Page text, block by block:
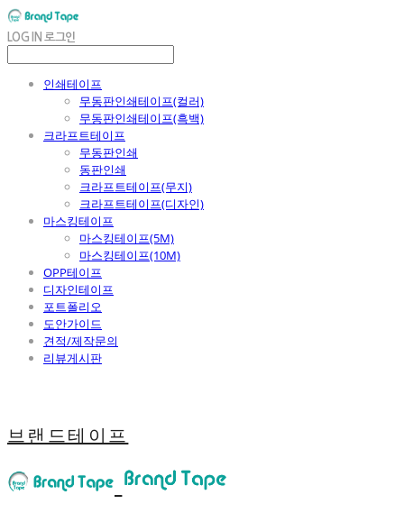
LOG IN 로그인
인쇄테이프
무동판인쇄테이프(컬러)
무동판인쇄테이프(흑백)
크라프트테이프
무동판인쇄
동판인쇄
크라프트테이프(무지)
크라프트테이프(디자인)
마스킹테이프
마스킹테이프(5M)
마스킹테이프(10M)
OPP테이프
디자인테이프
포트폴리오
도안가이드
견적/제작문의
리뷰게시판
브랜드테이프